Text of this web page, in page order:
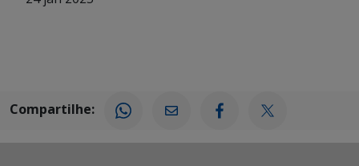
Compartilhe: